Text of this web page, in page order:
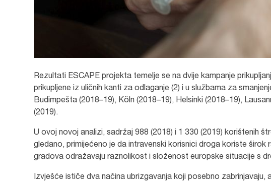
Rezultati ESCAPE projekta temelje se na dvije kampanje
prikupljene iz uličnih kanti za odlaganje (2) i u službama za
Budimpešta (2018–19), Köln (2018–19), Helsinki (2018–19),
(2019).
U ovoj novoj analizi, sadržaj 988 (2018) i 1 330 (2019) korištenih
gledano, primijećeno je da intravenski korisnici droga koriste
gradova odražavaju raznolikost i složenost europske situacije s
Izvješće ističe dva načina ubrizgavanja koji posebno zabrinjavaju,